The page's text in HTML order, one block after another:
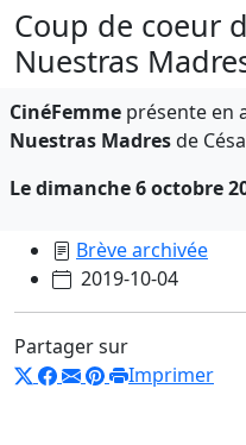
Coup de coeur
Nuestras
CinéFemme présente en
Nuestras Madresde
Le dimanche 6 octobre
Brève archivée
2019-10-04
Partager sur
Imprimer